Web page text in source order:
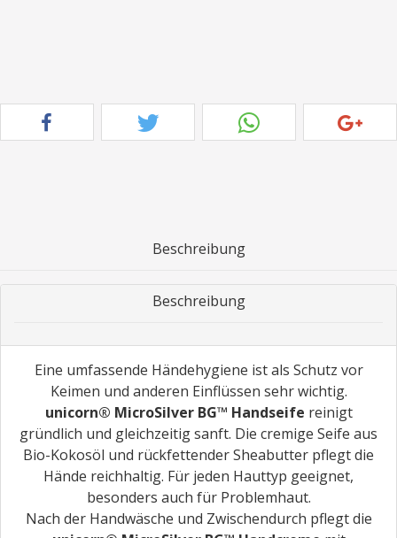
Beschreibung
Beschreibung
Eine umfassende Händehygiene ist als Schutz vor
Keimen und anderen Einflüssen sehr wichtig.
unicorn® MicroSilver BG™ Handseife reinigt
gründlich und gleichzeitig sanft. Die cremige Seife aus
Bio-Kokosöl und rückfettender Sheabutter pflegt die
Hände reichhaltig. Für jeden Hauttyp geeignet,
besonders auch für Problemhaut.
Nach der Handwäsche und Zwischendurch pflegt die